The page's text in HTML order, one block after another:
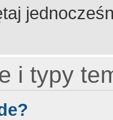
i typy